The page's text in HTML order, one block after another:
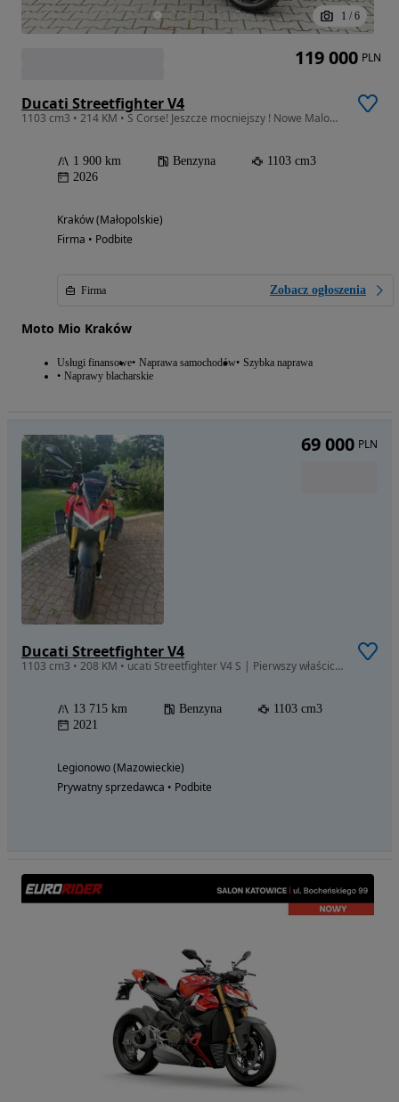
1 / 6
Ducati Streetfighter V4
1103 cm3 • 214 KM • S Corse! Jeszcze mocniejszy ! Nowe Malowanie 2026 ! Ducati Kraków
1 900 km Benzyna
1103 cm3
2026
Kraków (Małopolskie)
Firma • Podbite
Firma Zobacz ogłoszenia
Moto Mio Kraków
Usługi finansowe Naprawa samochodów Szybka naprawa
Naprawy blacharskie
119 000 PLN
Ducati Streetfighter V4
1103 cm3 • 208 KM • ucati Streetfighter V4 S | Pierwszy właściciel | Bezwypadkowy |
13 715 km Benzyna
1103 cm3
2021
Legionowo (Mazowieckie)
Prywatny sprzedawca • Podbite
69 000 PLN